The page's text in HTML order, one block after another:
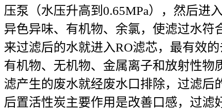
压泵（水压升高到0.65MPa），然后进
异色异味、有机物、余氯，使滤过水符
来过滤后的水就进入RO滤芯，最有效
有机物、无机物、金属离子和放射性物
滤产生的废水就经废水口排除，过滤后
后置活性炭主要作用是改善口感，过滤